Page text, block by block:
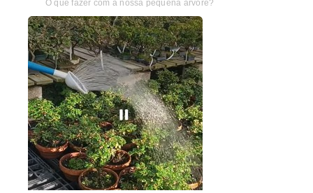
O que fazer com a nossa pequena árvore?